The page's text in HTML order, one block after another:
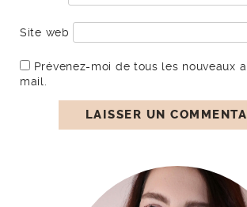
Site web
Prévenez-moi de tous les nouveaux
mail.